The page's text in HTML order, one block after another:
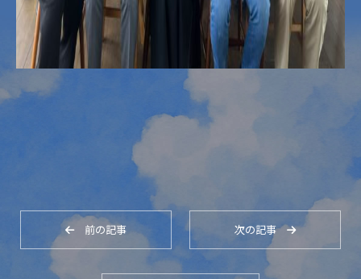
前の記事 次の記事